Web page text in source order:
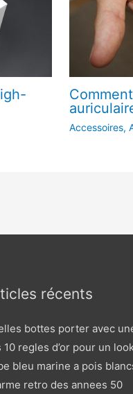
Accessoires,
récents
bottes porter avec
10 regles d’or pour un
bleu marine a pois
retro des annees 50